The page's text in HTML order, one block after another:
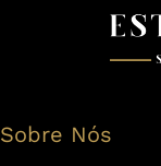
Sobre Nós